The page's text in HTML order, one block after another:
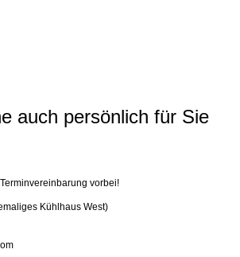
auch persönlich für Sie
vorbei!
Kühlhaus West)